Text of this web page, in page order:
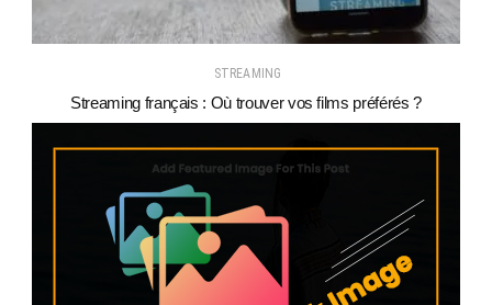
STREAMING
Streaming français : Où trouver vos films préférés ?